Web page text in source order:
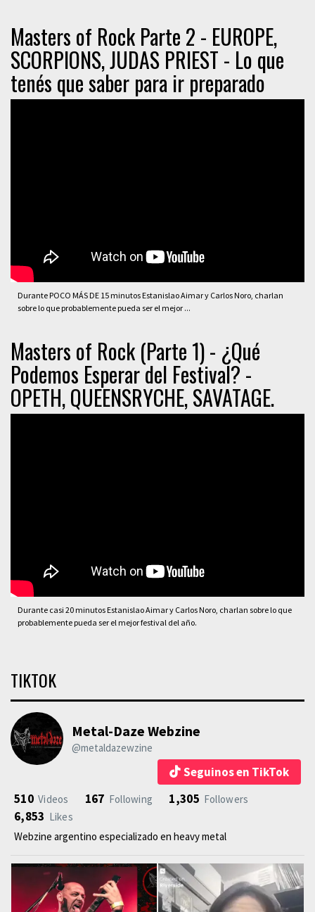
Masters of Rock Parte 2 - EUROPE,
SCORPIONS, JUDAS PRIEST - Lo que
tenés que saber para ir preparado
Durante POCO MÁS DE 15 minutos Estanislao Aimar y Carlos Noro, charlan
sobre lo que probablemente pueda ser el mejor ...
Masters of Rock (Parte 1) - ¿Qué
Podemos Esperar del Festival? -
OPETH, QUEENSRYCHE, SAVATAGE.
Durante casi 20 minutos Estanislao Aimar y Carlos Noro, charlan sobre lo que
probablemente pueda ser el mejor festival del año.
TIKTOK
Metal-Daze Webzine
@metaldazewzine
Seguinos en TikTok
510 Videos 167 Following 1,305 Followers
6,853 Likes
Webzine argentino especializado en heavy metal